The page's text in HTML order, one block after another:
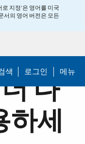
지정’은 영어를 미국
서의 영어 버전은 모든
색 로그인 메뉴
다
하세